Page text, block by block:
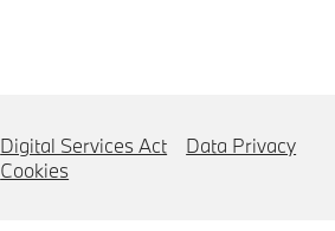
Digital Services Act
Data Privacy
Cookies